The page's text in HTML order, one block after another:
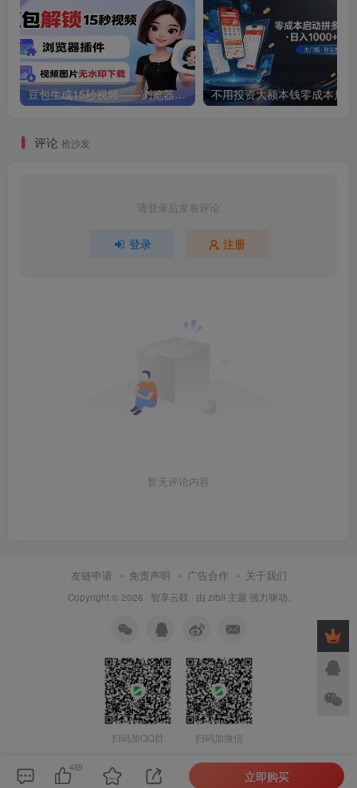
豆包生成15秒视频——浏览器插件：豆包/Dola 视频图片无水印下载 + 解锁15秒视频生成
评论 抢沙发
请登录后发表评论
登录 注册
暂无评论内容
友链申请 免责声明 广告合作 关于我们
Copyright © 2026 · 智享云联 · 由 zibll 主题 强力驱动.
扫码加QQ群 扫码加微信
469
立即购买